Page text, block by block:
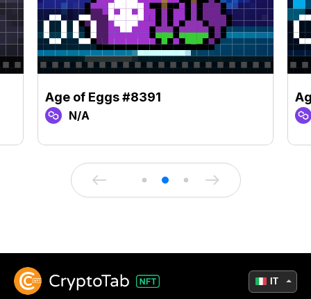
Age of Eggs #8391
N/A
IT